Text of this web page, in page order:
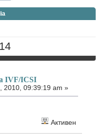
IVF/ICSI
2010, 09:39:19 am »
Активен